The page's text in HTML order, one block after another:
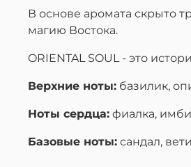
В основе аромата скрыто
магию Востока.
ORIENTAL SOUL - это
Верхние ноты: базилик,
Ноты сердца: фиалка,
Базовые ноты: сандал,